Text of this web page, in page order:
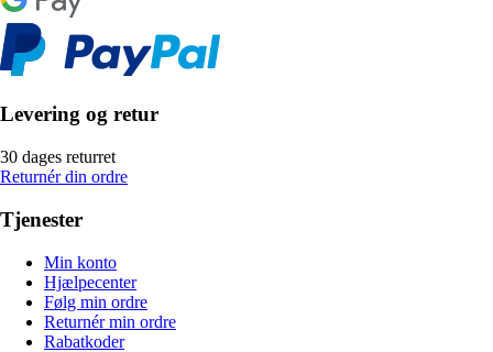
Levering og retur
30 dages returret
Returnér din ordre
Tjenester
Min konto
Hjælpecenter
Følg min ordre
Returnér min ordre
Rabatkoder